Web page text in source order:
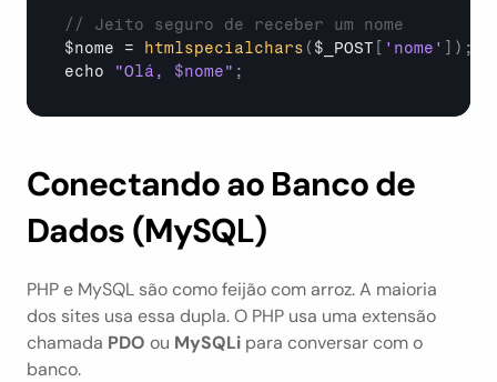
// Jeito seguro de receber um nome
$nome = htmlspecialchars ( $_POST 'nome' ) ;
echo
"Olá, $nome" ;
Conectando ao Banco de
Dados (MySQL)
PHP e MySQL são como feijão com arroz. A maioria
dos sites usa essa dupla. O PHP usa uma extensão
chamada PDO ou MySQLi para conversar com o
banco.